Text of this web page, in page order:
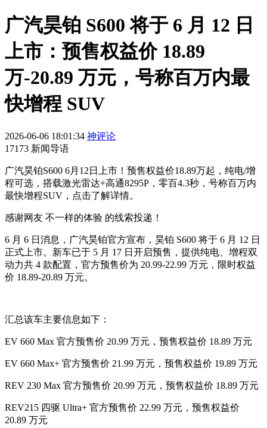
广汽昊铂 S600 将于 6 月 12 日
上市：预售权益价 18.89
万-20.89 万元，号称百万内最
快增程 SUV
2026-06-06 18:01:34 神评论
17173 新闻导语
广汽昊铂S600 6月12日上市！预售权益价18.89万起，纯电/增
程可选，搭载激光雷达+高通8295P，零百4.3秒，号称百万内
最快增程SUV，点击了解详情。
感谢网友 不一样的体验 的线索投递！
6 月 6 日消息，广汽昊铂官方宣布，昊铂 S600 将于 6 月 12 日
正式上市。新车已于 5 月 17 日开启预售，提供纯电、增程双
动力共 4 款配置，官方预售价为 20.99-22.99 万元，限时权益
价 18.89-20.89 万元。
汇总该车主要信息如下：
EV 660 Max 官方预售价 20.99 万元，预售权益价 18.89 万元
EV 660 Max+ 官方预售价 21.99 万元，预售权益价 19.89 万元
REV 230 Max 官方预售价 20.99 万元，预售权益价 18.89 万元
REV215 四驱 Ultra+ 官方预售价 22.99 万元，预售权益价
20.89 万元